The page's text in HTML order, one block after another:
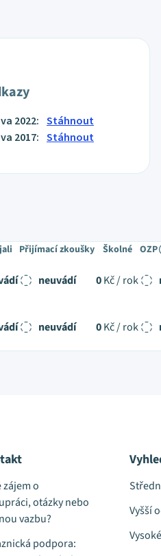
2022: Stáhnout
2017: Stáhnout
Přijímací zkoušky Školné OZP
neuvádí 0Kč / rok
neuvádí 0Kč / rok
zájem o
otázky nebo
vazbu?
podpora:
Vyšší